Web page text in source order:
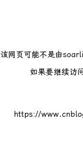
该网页可能不是由
如果要继续访
https://